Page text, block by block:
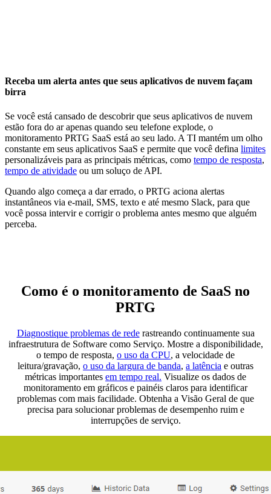
Receba um alerta antes que seus aplicativos de nuvem façam
birra
Se você está cansado de descobrir que seus aplicativos de nuvem
estão fora do ar apenas quando seu telefone explode, o
monitoramento PRTG SaaS está ao seu lado. A TI mantém um olho
constante em seus aplicativos SaaS e permite que você defina limites
personalizáveis para as principais métricas, como tempo de resposta,
tempo de atividade ou um soluço de API.
Quando algo começa a dar errado, o PRTG aciona alertas
instantâneos via e-mail, SMS, texto e até mesmo Slack, para que
você possa intervir e corrigir o problema antes mesmo que alguém
perceba.
Como é o monitoramento de SaaS no
PRTG
Diagnostique problemas de rederastreando continuamente sua
infraestrutura de Software como Serviço. Mostre a disponibilidade,
o tempo de resposta, o uso da CPU, a velocidade de
leitura/gravação, o uso da largura de banda, a latência e outras
métricas importantes em tempo real. Visualize os dados de
monitoramento em gráficos e painéis claros para identificar
problemas com mais facilidade. Obtenha a Visão Geral de que
precisa para solucionar problemas de desempenho ruim e
interrupções de serviço.